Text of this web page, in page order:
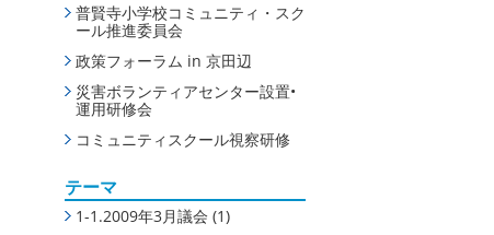
普賢寺小学校コミュニティ・スク
ール推進委員会
政策フォーラム in 京田辺
災害ボランティアセンター設置•
運用研修会
コミュニティスクール視察研修
テーマ
1-1.2009年3月議会 (1)